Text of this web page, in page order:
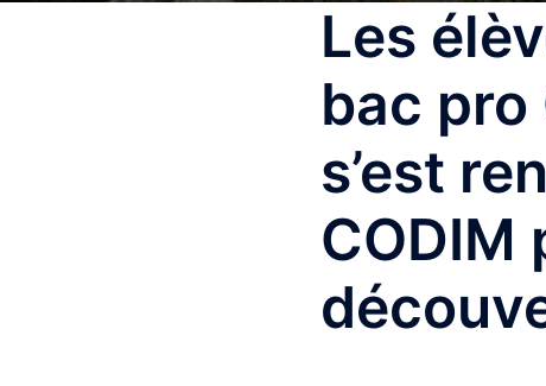
Les
bac pro
s’est
CODIM